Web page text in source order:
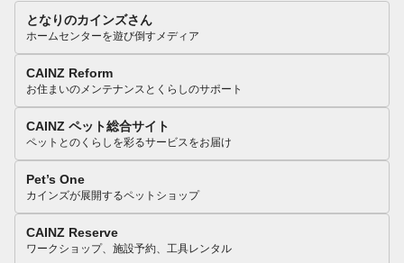
となりのカインズさん
ホームセンターを遊び倒すメディア
CAINZ Reform
お住まいのメンテナンスとくらしのサポート
CAINZ ペット総合サイト
ペットとのくらしを彩るサービスをお届け
Pet’s One
カインズが展開するペットショップ
CAINZ Reserve
ワークショップ、施設予約、工具レンタル